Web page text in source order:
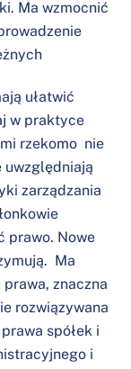
Ma wzmocnić
ułatwić
w praktyce
rzekomo nie
uwzględniają
zarządzania
prawo. Nowe
Ma
znaczna
rozwiązywana
spółek i
i